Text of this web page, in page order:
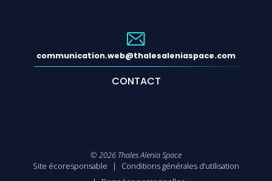
communication.web@thalesaleniaspace.com
CONTACT
© 2026 Thales Alenia Space
Site écoresponsable
Conditions générales d’utilisation